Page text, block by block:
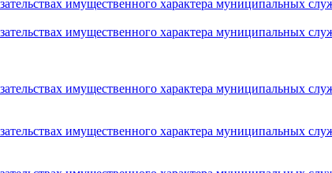
имущественного характера муниципальных
имущественного характера муниципальных
имущественного характера муниципальных
имущественного характера муниципальных